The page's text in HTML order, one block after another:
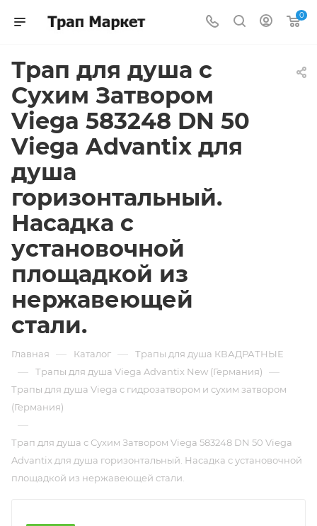
0
Трап для душа с
Сухим Затвором
Viega 583248 DN 50
Viega Advantix для
душа
горизонтальный.
Насадка с
установочной
площадкой из
нержавеющей
стали.
Главная — Каталог — Трапы для душа КВАДРАТНЫЕ
— Трапы для душа Viega Advantix New (Германия) —
Трапы для душа Viega с гидрозатвором и сухим затвором
(Германия)
—
Трап для душа с Сухим Затвором Viega 583248 DN 50 Viega
Advantix для душа горизонтальный. Насадка с установочной
площадкой из нержавеющей стали.